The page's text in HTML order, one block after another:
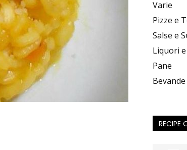
Varie
Pizze e
Salse e
Liquori
Pane
Bevande
RECIPE